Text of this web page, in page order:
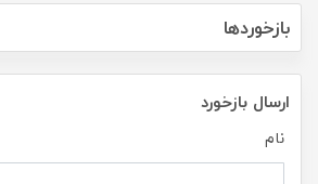
بازخوردها
ارسال بازخورد
نام